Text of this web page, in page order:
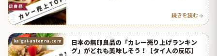
続きを読む
kaigai-antenna.com
日本の無印良品の「カレー売り上げランキン
グ」がどれも美味しそう！【タイ人の反応】